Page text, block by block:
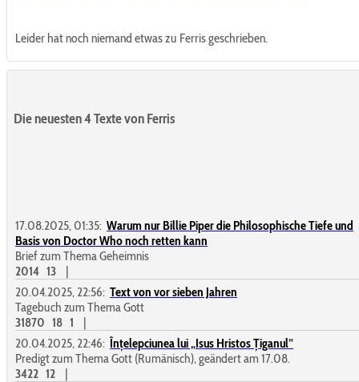
Leider hat noch niemand etwas zu Ferris geschrieben.
Die neuesten 4 Texte von Ferris
17.08.2025, 01:35: Warum nur Billie Piper die Philosophische Tiefe und
Basis von Doctor Who noch retten kann
Brief zum Thema Geheimnis
2014 13
|
20.04.2025, 22:56: Text von vor sieben Jahren
Tagebuch zum Thema Gott
31870 18 1
|
20.04.2025, 22:46: Înțelepciunea lui „Isus Hristos Țiganul”
Predigt zum Thema Gott (Rumänisch), geändert am 17.08.
3422 12
|